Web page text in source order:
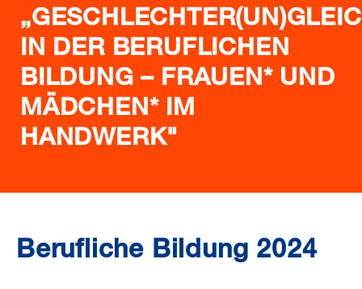
IN DER BERUFLICHEN
BILDUNG – FRAUEN* UND
MÄDCHEN* IM
HANDWERK"
Berufliche Bildung 2024